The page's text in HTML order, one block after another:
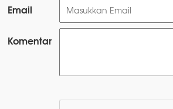
Email
Komentar